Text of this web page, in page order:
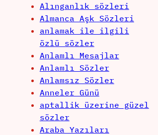
Alınganlık sözleri
Almanca Aşk Sözleri
anlamak ile ilgili
özlü sözler
Anlamlı Mesajlar
Anlamlı Sözler
Anlamsız Sözler
Anneler Günü
aptallik üzerine güzel
sözler
Araba Yazıları